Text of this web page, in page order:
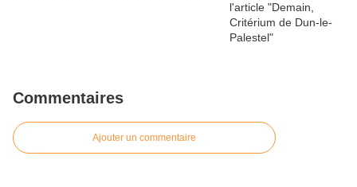
Commentaires
Ajouter un commentaire